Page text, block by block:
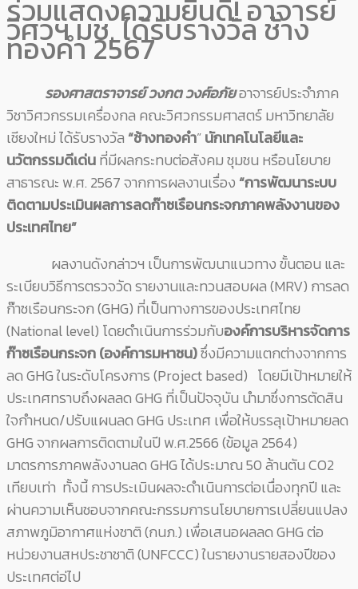
ร่วมแสดงความยินดี! อาจารย์
วิศวฯ มช. ได้รับรางวัล ช้าง
ทองคำ 2567
รองศาสตราจารย์ วงกต วงศ์อภัยอาจารย์ประจำภาค
วิชาวิศวกรรมเครื่องกล คณะวิศวกรรมศาสตร์ มหาวิทยาลัย
เชียงใหม่ ได้รับรางวัล“ช้างทองคำ”นักเทคโนโลยีและ
นวัตกรรมดีเด่นที่มีผลกระทบต่อสังคม ชุมชน หรือนโยบาย
สาธารณะ พ.ศ. 2567 จากการผลงานเรื่อง“การพัฒนาระบบ
ติดตามประเมินผลการลดก๊าซเรือนกระจกภาคพลังงานของ
ประเทศไทย”
ผลงานดังกล่าวฯ เป็นการพัฒนาแนวทาง ขั้นตอน และ
ระเบียบวิธีการตรวจวัด รายงานและทวนสอบผล (MRV) การลด
ก๊าซเรือนกระจก (GHG) ที่เป็นทางการของประเทศไทย
(National level) โดยดำเนินการร่วมกับองค์การบริหารจัดการ
ก๊าซเรือนกระจก (องค์การมหาชน)ซึ่งมีความแตกต่างจากการ
ลด GHG ในระดับโครงการ (Project based) โดยมีเป้าหมายให้
ประเทศทราบถึงผลลด GHG ที่เป็นปัจจุบัน นำมาซึ่งการตัดสิน
ใจกำหนด/ปรับแผนลด GHG ประเทศ เพื่อให้บรรลุเป้าหมายลด
GHG จากผลการติดตามในปี พ.ศ.2566 (ข้อมูล 2564)
มาตรการภาคพลังงานลด GHG ได้ประมาณ 50 ล้านตัน CO2
เทียบเท่า ทั้งนี้ การประเมินผลจะดำเนินการต่อเนื่องทุกปี และ
ผ่านความเห็นชอบจากคณะกรรมการนโยบายการเปลี่ยนแปลง
สภาพภูมิอากาศแห่งชาติ (กนภ.) เพื่อเสนอผลลด GHG ต่อ
หน่วยงานสหประชาชาติ (UNFCCC) ในรายงานรายสองปีของ
ประเทศต่อ่ไป